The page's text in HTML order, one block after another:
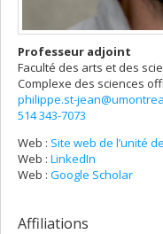
Professeur adjoint
Faculté des arts et des
Complexe des sciences
philippe.st-
514 343-7073
Web : Site web de l’unité
Web : LinkedIn
Web : Google Scholar
Affiliations